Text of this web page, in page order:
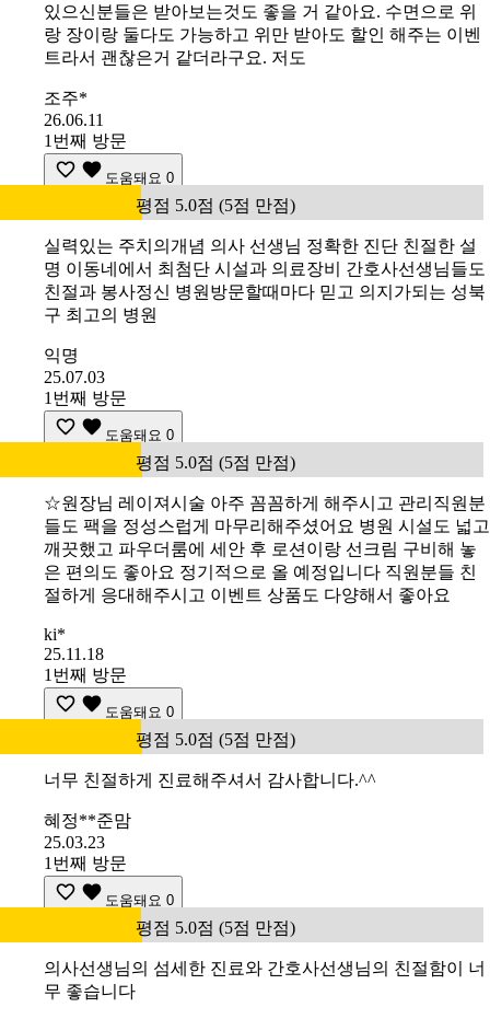
있으신분들은 받아보는것도 좋을 거 같아요. 수면으로 위
랑 장이랑 둘다도 가능하고 위만 받아도 할인 해주는 이벤
트라서 괜찮은거 같더라구요. 저도
조주*
26.06.11
1번째 방문
도움돼요 0
평점 5.0점 (5점 만점)
실력있는 주치의개념 의사 선생님 정확한 진단 친절한 설
명 이동네에서 최첨단 시설과 의료장비 간호사선생님들도
친절과 봉사정신 병원방문할때마다 믿고 의지가되는 성북
구 최고의 병원
익명
25.07.03
1번째 방문
도움돼요 0
평점 5.0점 (5점 만점)
☆원장님 레이져시술 아주 꼼꼼하게 해주시고 관리직원분
들도 팩을 정성스럽게 마무리해주셨어요 병원 시설도 넓고
깨끗했고 파우더룸에 세안 후 로션이랑 선크림 구비해 놓
은 편의도 좋아요 정기적으로 올 예정입니다 직원분들 친
절하게 응대해주시고 이벤트 상품도 다양해서 좋아요
ki*
25.11.18
1번째 방문
도움돼요 0
평점 5.0점 (5점 만점)
너무 친절하게 진료해주셔서 감사합니다.^^
혜정**준맘
25.03.23
1번째 방문
도움돼요 0
평점 5.0점 (5점 만점)
의사선생님의 섬세한 진료와 간호사선생님의 친절함이 너
무 좋습니다